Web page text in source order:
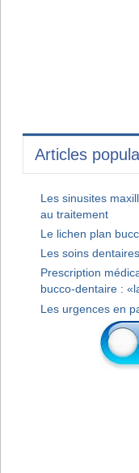
Articles
Les sinusites
au traitement
Le lichen plan
Les soins
Prescription
bucco-dentaire :
Les urgences en